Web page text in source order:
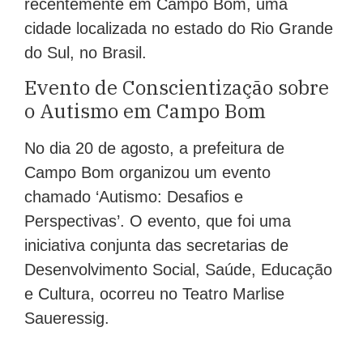
recentemente em Campo Bom, uma
cidade localizada no estado do Rio Grande
do Sul, no Brasil.
Evento de Conscientização sobre
o Autismo em Campo Bom
No dia 20 de agosto, a prefeitura de
Campo Bom organizou um evento
chamado ‘Autismo: Desafios e
Perspectivas’. O evento, que foi uma
iniciativa conjunta das secretarias de
Desenvolvimento Social, Saúde, Educação
e Cultura, ocorreu no Teatro Marlise
Saueressig.